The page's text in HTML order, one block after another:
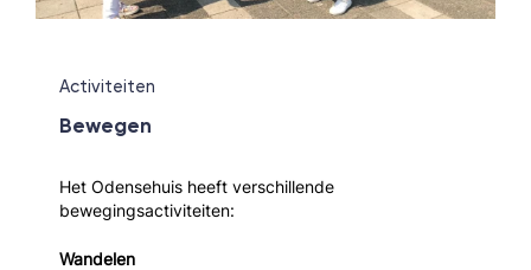
Activiteiten
Bewegen
Het Odensehuis heeft verschillende
bewegingsactiviteiten:
Wandelen